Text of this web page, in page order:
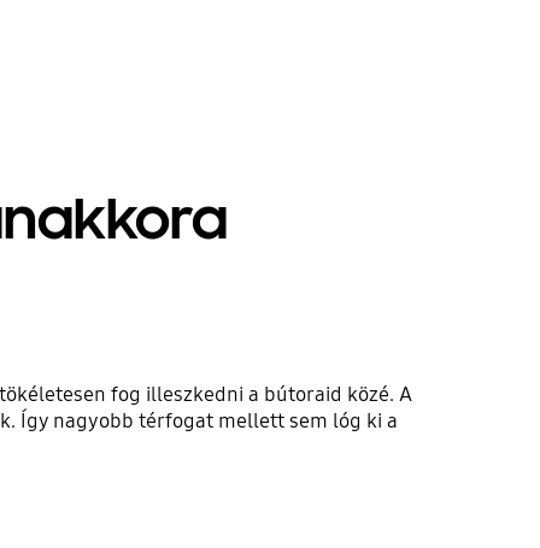
fog illeszkedni a bútoraid közé. A
Így nagyobb térfogat mellett sem lóg ki a